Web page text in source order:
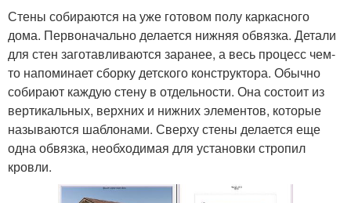
Стены собираются на уже готовом полу каркасного
дома. Первоначально делается нижняя обвязка. Детали
для стен заготавливаются заранее, а весь процесс чем-
то напоминает сборку детского конструктора. Обычно
собирают каждую стену в отдельности. Она состоит из
вертикальных, верхних и нижних элементов, которые
называются шаблонами. Сверху стены делается еще
одна обвязка, необходимая для установки стропил
кровли.